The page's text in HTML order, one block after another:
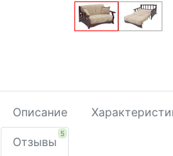
Описание
Отзывы
5